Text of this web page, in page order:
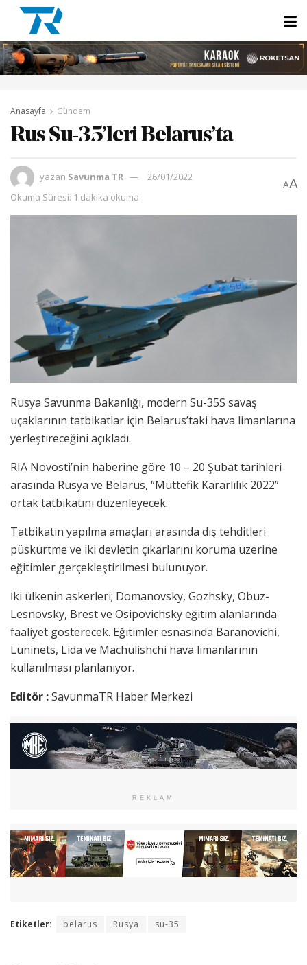
Anasayfa Gündem
Rus Su-35’leri Belarus’ta
yazan Savunma TR
26/01/2022
Okuma Süresi: 1 dakika okuma
AA
Rusya Savunma Bakanlığı, modern Su-35S savaş
uçaklarının tatbikatlar için Belarus’taki hava limanlarına
yerleştireceğini açıkladı.
RIA Novosti’nin haberine göre 10 – 20 Şubat tarihleri
arasında Rusya ve Belarus, “Müttefik Kararlılık 2022”
ortak tatbikatını düzenleyecek.
Tatbikatın yapılma amaçları arasında dış tehditleri
püskürtme ve iki devletin çıkarlarını koruma üzerine
eğitimler gerçekleştirilmesi bulunuyor.
İki ülkenin askerleri; Domanovsky, Gozhsky, Obuz-
Lesnovsky, Brest ve Osipovichsky eğitim alanlarında
faaliyet gösterecek. Eğitimler esnasında Baranovichi,
Luninets, Lida ve Machulishchi hava limanlarının
kullanılması planlanıyor.
Editör :SavunmaTR Haber Merkezi
REKLAM
Etiketler: belarus Rusya su-35